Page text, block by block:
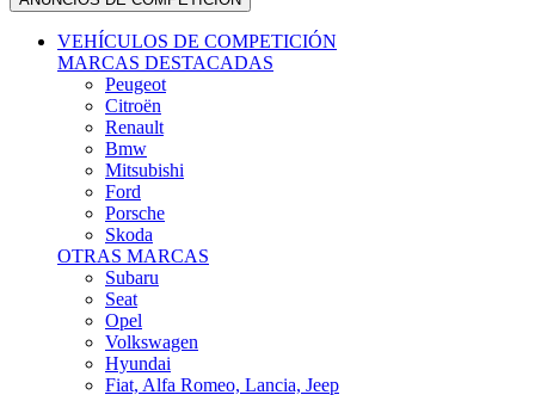
VEHÍCULOS DE COMPETICIÓN
MARCAS DESTACADAS
Peugeot
Citroën
Renault
Bmw
Mitsubishi
Ford
Porsche
Skoda
OTRAS MARCAS
Subaru
Seat
Opel
Volkswagen
Hyundai
Fiat, Alfa Romeo, Lancia, Jeep
Toyota